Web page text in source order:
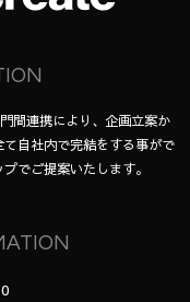
間連携により、企画立案か
自社内で完結をする事がで
でご提案いたします。